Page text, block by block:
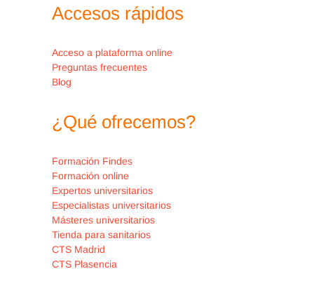
Accesos rápidos
Acceso a plataforma online
Preguntas frecuentes
Blog
¿Qué ofrecemos?
Formación Findes
Formación online
Expertos universitarios
Especialistas universitarios
Másteres universitarios
Tienda para sanitarios
CTS Madrid
CTS Plasencia